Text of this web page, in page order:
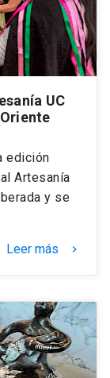
UC
edición
Artesanía
y se
Leer más keyboard_arrow_right